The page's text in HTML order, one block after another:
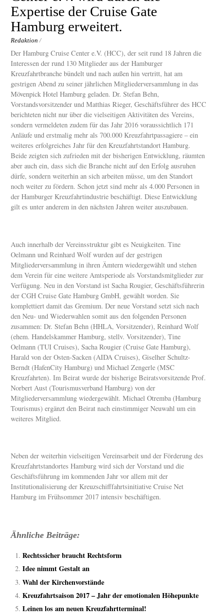
Expertise der Cruise Gate
Hamburg erweitert.
Redaktion /
Der Hamburg Cruise Center e.V. (HCC), der seit rund 18 Jahren die
Interessen der rund 130 Mitglieder aus der Hamburger
Kreuzfahrtbranche bündelt und nach außen hin vertritt, hat am
gestrigen Abend zu seiner jährlichen Mitgliederversammlung in das
Mövenpick Hotel Hamburg geladen. Dr. Stefan Behn,
Vorstandsvorsitzender und Matthias Rieger, Geschäftsführer des HCC
berichteten nicht nur über die vielseitigen Aktivitäten des Vereins,
sondern vermeldeten zudem für das Jahr 2016 voraussichtlich 171
Anläufe und erstmalig mehr als 700.000 Kreuzfahrtpassagiere – ein
weiteres erfolgreiches Jahr für den Kreuzfahrtstandort Hamburg.
Beide zeigten sich zufrieden mit der bisherigen Entwicklung, räumten
aber auch ein, dass sich die Branche nicht auf den Erfolg ausruhen
dürfe, sondern weiterhin an sich arbeiten müsse, um den Standort
noch weiter zu fördern. Schon jetzt sind mehr als 4.000 Personen in
der Hamburger Kreuzfahrtindustrie beschäftigt. Diese Entwicklung
gilt es unter anderem in den nächsten Jahren weiter auszubauen.
Auch innerhalb der Vereinsstruktur gibt es Neuigkeiten. Tine
Oelmann und Reinhard Wolf wurden auf der gestrigen
Mitgliederversammlung in ihren Ämtern wiedergewählt und stehen
dem Verein für eine weitere Amtsperiode als Vorstandsmitglieder zur
Verfügung. Neu in den Vorstand ist Sacha Rougier, Geschäftsführerin
der CGH Cruise Gate Hamburg GmbH, gewählt worden. Sie
komplettiert damit das Gremium. Der neue Vorstand setzt sich nach
den Neu- und Wiederwahlen somit aus den folgenden Personen
zusammen: Dr. Stefan Behn (HHLA, Vorsitzender), Reinhard Wolf
(ehem. Handelskammer Hamburg, stellv. Vorsitzender), Tine
Oelmann (TUI Cruises), Sacha Rougier (Cruise Gate Hamburg),
Harald von der Osten-Sacken (AIDA Cruises), Giselher Schultz-
Berndt (HafenCity Hamburg) und Michael Zengerle (MSC
Kreuzfahrten). Im Beirat wurde der bisherige Beiratsvorsitzende Prof.
Norbert Aust (Tourismusverband Hamburg) von der
Mitgliederversammlung wiedergewählt. Michael Otremba (Hamburg
Tourismus) ergänzt den Beirat nach einstimmiger Neuwahl um ein
weiteres Mitglied.
Neben der weiterhin vielseitigen Vereinsarbeit und der Förderung des
Kreuzfahrtstandortes Hamburg wird sich der Vorstand und die
Geschäftsführung im kommenden Jahr vor allem mit der
Institutionalisierung der Kreuzschifffahrtsinitiative Cruise Net
Hamburg im Frühsommer 2017 intensiv beschäftigen.
Ähnliche Beiträge:
Rechtssicher braucht Rechtsform
Idee nimmt Gestalt an
Wahl der Kirchenvorstände
Kreuzfahrtsaison 2017 – Jahr der emotionalen Höhepunkte
Leinen los am neuen Kreuzfahrtterminal!